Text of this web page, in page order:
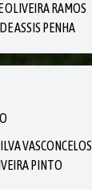
OLIVEIRA RAMOS
ASSIS PENHA
VASCONCELOS
PINTO